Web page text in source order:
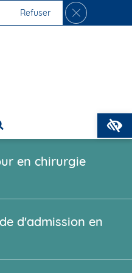
en chirurgie
d'admission en
Refuser Fermer la